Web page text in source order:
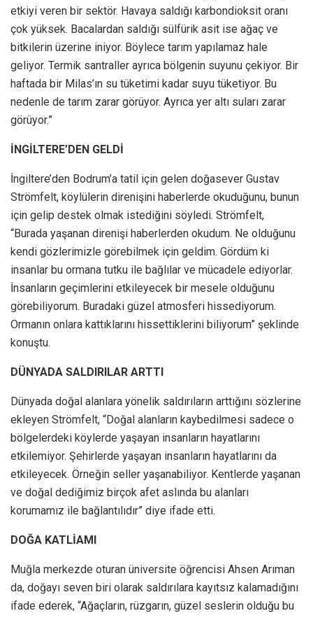
etkiyi veren bir sektör. Havaya saldığı karbondioksit oranı
çok yüksek. Bacalardan saldığı sülfürik asit ise ağaç ve
bitkilerin üzerine iniyor. Böylece tarım yapılamaz hale
geliyor. Termik santraller ayrıca bölgenin suyunu çekiyor. Bir
haftada bir Milas’ın su tüketimi kadar suyu tüketiyor. Bu
nedenle de tarım zarar görüyor. Ayrıca yer altı suları zarar
görüyor.”
İNGİLTERE’DEN GELDİ
İngiltere’den Bodrum’a tatil için gelen doğasever Gustav
Strömfelt, köylülerin direnişini haberlerde okuduğunu, bunun
için gelip destek olmak istediğini söyledi. Strömfelt,
“Burada yaşanan direnişi haberlerden okudum. Ne olduğunu
kendi gözlerimizle görebilmek için geldim. Gördüm ki
insanlar bu ormana tutku ile bağlılar ve mücadele ediyorlar.
İnsanların geçimlerini etkileyecek bir mesele olduğunu
görebiliyorum. Buradaki güzel atmosferi hissediyorum.
Ormanın onlara kattıklarını hissettiklerini biliyorum” şeklinde
konuştu.
DÜNYADA SALDIRILAR ARTTI
Dünyada doğal alanlara yönelik saldırıların arttığını sözlerine
ekleyen Strömfelt, “Doğal alanların kaybedilmesi sadece o
bölgelerdeki köylerde yaşayan insanların hayatlarını
etkilemiyor. Şehirlerde yaşayan insanların hayatlarını da
etkileyecek. Örneğin seller yaşanabiliyor. Kentlerde yaşanan
ve doğal dediğimiz birçok afet aslında bu alanları
korumamız ile bağlantılıdır” diye ifade etti.
DOĞA KATLİAMI
Muğla merkezde oturan üniversite öğrencisi Ahsen Arıman
da, doğayı seven biri olarak saldırılara kayıtsız kalamadığını
ifade ederek, “Ağaçların, rüzgarın, güzel seslerin olduğu bu